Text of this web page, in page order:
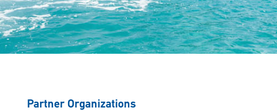
Partner Organizations